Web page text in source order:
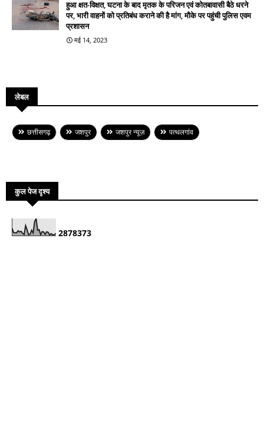
हुआ क्षत-विक्षत, घटना के बाद मृतक के परिजन एवं कोतबावासी बैठे धरने
पर, भारी वाहनों को प्रतिबंध कराने की है मांग, मौके पर पहुंची पुलिस एवम
प्रशासन
मई 14, 2023
लेबल
छत्तीसगढ़ जशपुर जशपुर न्यूज़ पत्थलगांव
कुल पेज दृश्य
2878373